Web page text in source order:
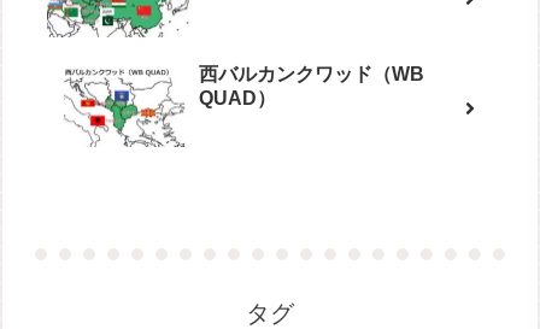
西バルカンクワッド（WB
QUAD）
タグ